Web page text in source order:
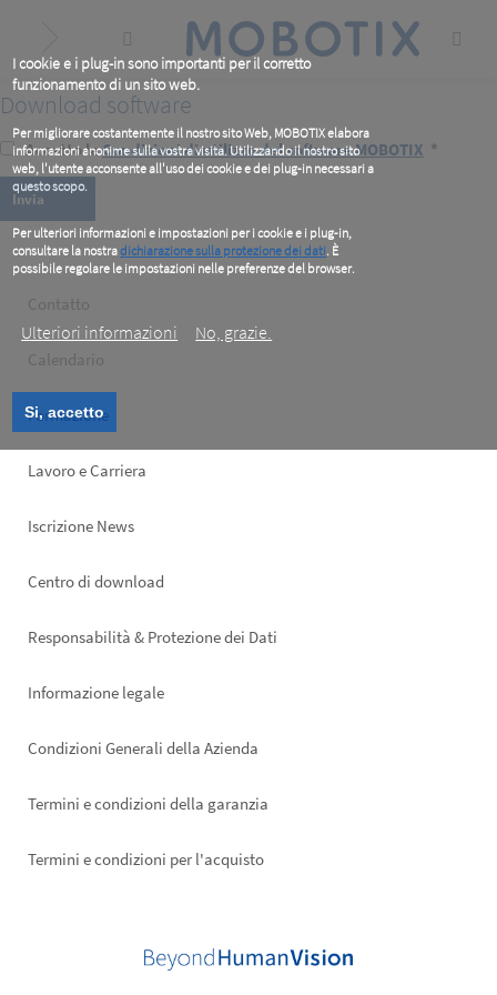
I cookie e i plug-in sono importanti per il corretto
funzionamento di un sito web.
Per migliorare costantemente il nostro sito Web, MOBOTIX elabora
informazioni anonime sulla vostra visita. Utilizzando il nostro sito
web, l'utente acconsente all'uso dei cookie e dei plug-in necessari a
questo scopo.
Per ulteriori informazioni e impostazioni per i cookie e i plug-in,
consultare la nostradichiarazione sulla protezione dei dati. È
possibile regolare le impostazioni nelle preferenze del browser.
Ulteriori informazioni
No, grazie.
Si, accetto
content
Download software
Accetto leCondizioni di utilizzo del software MOBOTIX *
Footer
left
Contatto
Calendario
Formazione
Lavoro e Carriera
Iscrizione News
Footer
Centro di download
Responsabilità & Protezione dei Dati
Informazione legale
Condizioni Generali della Azienda
Termini e condizioni della garanzia
Termini e condizioni per l'acquisto